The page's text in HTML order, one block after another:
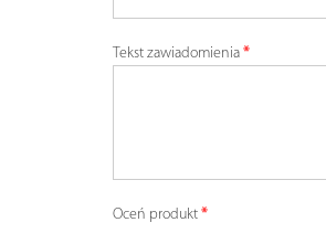
Tekst zawiadomienia
Oceń produkt